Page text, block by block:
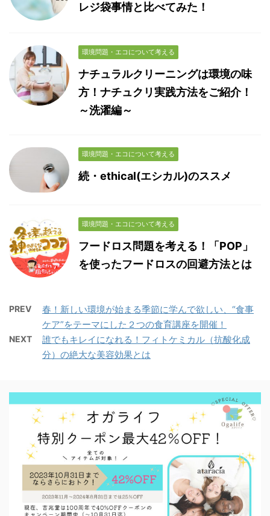
レジ袋事情と比べてみた！
環境問題・エコについて考える
ナチュラルクリーニングは環境の味
方！ナチュクリ実践方法をご紹介！
～洗濯編～
環境問題・エコについて考える
続・ethical(エシカル)のススメ
環境問題・エコについて考える
フードロス問題を考える！「POP」
を使ったフードロスの回避方法とは
PREV
春！新しい環境が始まる季節に学んで欲しい、“食事
ケア”をテーマにした２つの食育講座を開催！
NEXT
誰でもキレイになれる！フィトケミカル（抗酸化成
分）の絶大な美容効果とは